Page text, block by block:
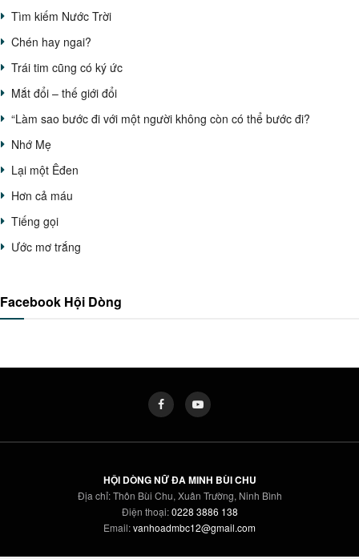
Tìm kiếm Nước Trời
Chén hay ngai?
Trái tim cũng có ký ức
Mắt đổi – thế giới đổi
“Làm sao bước đi với một người không còn có thể bước đi?
Nhớ Mẹ
Lại một Êđen
Hơn cả máu
Tiếng gọi
Ước mơ trắng
Facebook Hội Dòng
HỘI DÒNG NỮ ĐA MINH BÙI CHU
Địa chỉ: Thôn Bùi Chu, Xuân Trường, Ninh Bình
Điện thoại:0228 3886 138
Email:vanhoadmbc12@gmail.com